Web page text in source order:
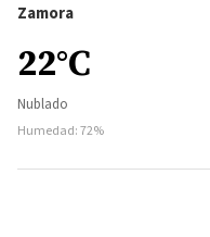
Zamora
22°C
Nublado
Humedad: 72%